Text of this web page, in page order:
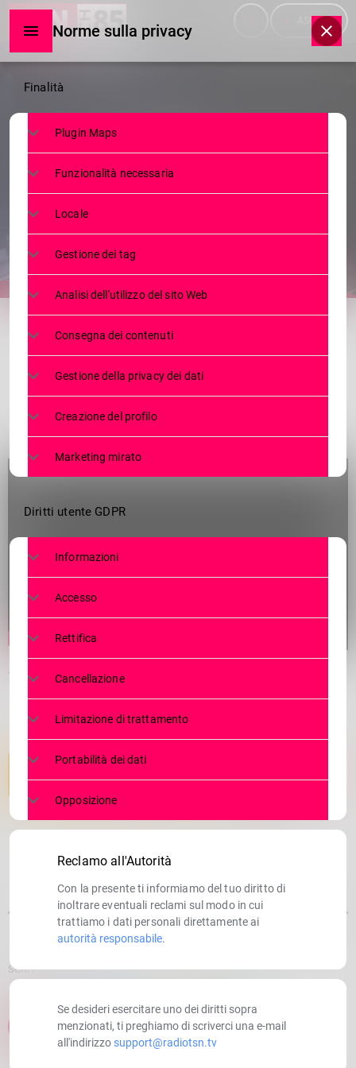
ASCOLTA
TELEGIORNALE
TG VENERDI 11.08.2023
share
email
Tg venerdi 11.08.2023
SCRITTO DA:RADIOTSN
email
Norme sulla privacy
Norme
sulla
privacy
Finalità
Plugin Maps
Funzionalità necessaria
Locale
Gestione dei tag
Analisi dell'utilizzo del sito Web
Consegna dei contenuti
Gestione della privacy dei dati
Creazione del profilo
Marketing mirato
Diritti utente GDPR
Informazioni
Accesso
Rettifica
Cancellazione
Limitazione di trattamento
Portabilità dei dati
Opposizione
Reclamo all'Autorità
Con la presente ti informiamo del tuo diritto di
inoltrare eventuali reclami sul modo in cui
trattiamo i dati personali direttamente ai
autorità responsabile.
Se desideri esercitare uno dei diritti sopra
menzionati, ti preghiamo di scriverci una e-mail
all'indirizzo support@radiotsn.tv